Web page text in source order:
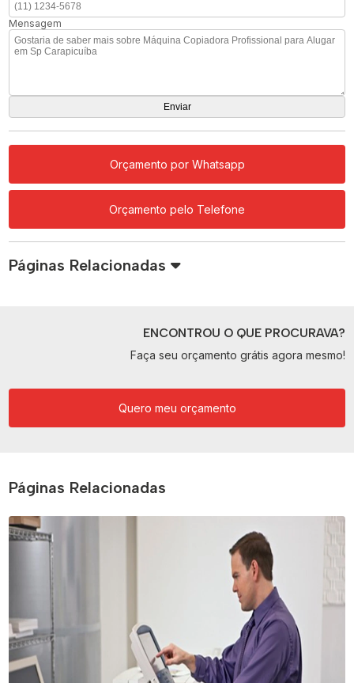
Mensagem
Orçamento por Whatsapp
Orçamento pelo Telefone
Páginas Relacionadas
ENCONTROU O QUE PROCURAVA?
Faça seu orçamento grátis agora mesmo!
Quero meu orçamento
Páginas Relacionadas